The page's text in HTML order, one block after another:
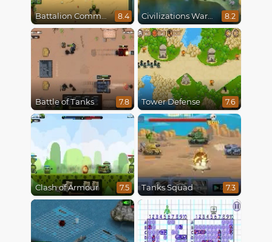
Battalion Commander 8.4 Civilizations Wars Master Edition 8.2
Battle of Tanks 7.8 Tower Defense 7.6
Clash of Armour 7.5 Tanks Squad 7.3